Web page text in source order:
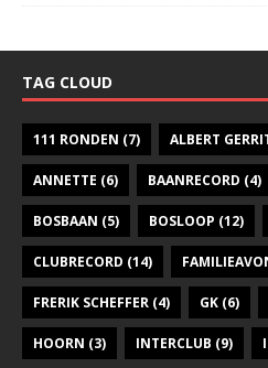
TAG CLOUD
111 RONDEN (7) ALBERT
ANNETTE (6) BAANRECORD (4)
BOSBAAN (5) BOSLOOP (12)
CLUBRECORD (14)
FRERIK SCHEFFER (4) GK (6)
HOORN (3) INTERCLUB (9)